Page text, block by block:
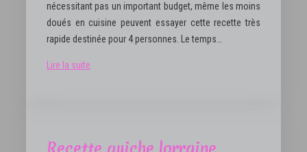
nécessitant pas un important budget, même les moins
doués en cuisine peuvent essayer cette recette très
rapide destinée pour 4 personnes. Le temps…
Lire la suite